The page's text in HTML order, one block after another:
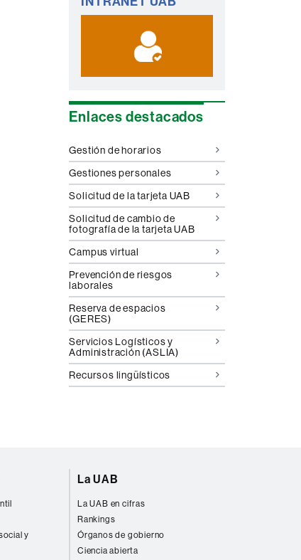
complementaria
Enlaces destacados
Gestión de horarios
Gestiones personales
Solicitud de la tarjeta UAB
Solicitud de cambio de
fotografía de la tarjeta UAB
Campus virtual
Prevención de riesgos
laborales
Reserva de espacios
(GERES)
Servicios Logísticos y
Administración (ASLIA)
Recursos lingüísticos
y
La UAB
La UAB en cifras
Rankings
Órganos de gobierno
Ciencia abierta